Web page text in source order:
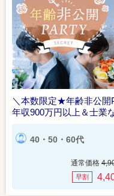
＼本数限定★年齢非公開
年収900万円以上＆士業
40・50・60代
通常価格
早割